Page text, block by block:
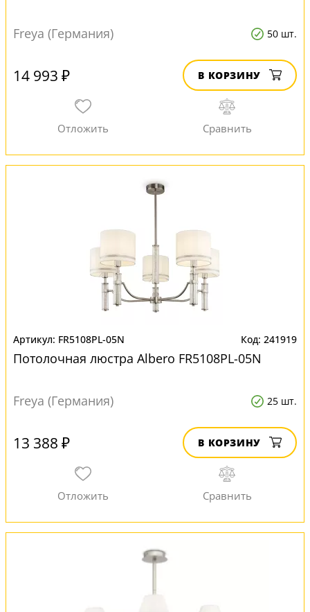
Freya (Германия) 50 шт.
14 993 ₽ В КОРЗИНУ
FR5108PL-05N 241919
Потолочная люстра Albero FR5108PL-05N
Freya (Германия) 25 шт.
13 388 ₽ В КОРЗИНУ